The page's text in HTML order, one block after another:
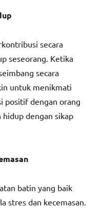
secara
seseorang. Ketika
secara
untuk menikmati
positif dengan orang
dengan sikap
batin yang baik
stres dan kecemasan.